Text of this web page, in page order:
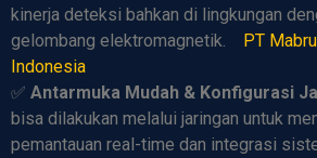
kinerja deteksi bahkan di lingkungan
gelombang elektromagnetik.
PT
Indonesia
✅ Antarmuka Mudah & Konfigurasi
bisa dilakukan melalui jaringan untuk
pemantauan real-time dan integrasi